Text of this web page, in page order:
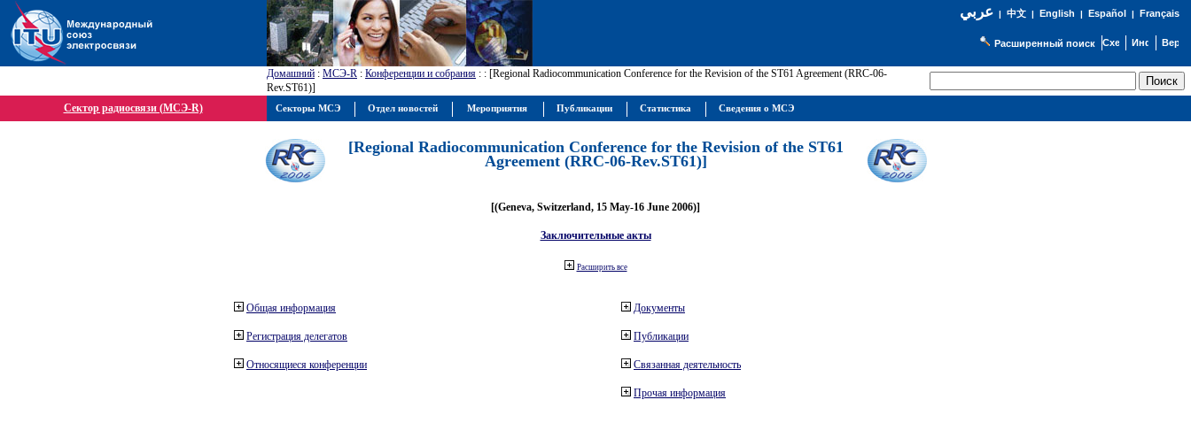
عربي| 中文| English | Español | Français
Расширенный поиск
Домашний : МСЭ-R : Конференции и собрания : : [Regional Radiocommunication Conference for the Revision of the ST61 Agreement (RRC-06-
Rev.ST61)]
Сектор радиосвязи (МСЭ-R)
[Regional Radiocommunication Conference for the Revision of the ST61
Agreement (RRC-06-Rev.ST61)]
[(Geneva, Switzerland, 15 May-16 June 2006)]
Заключительные акты
Расширить все
Общая информация
Регистрация делегатов
Относящиеся конференции
Документы
Публикации
Связанная деятельность
Прочая информация
Секторы МСЭ Отдел новостей Мероприятия Публикации Статистика Сведения о МСЭ